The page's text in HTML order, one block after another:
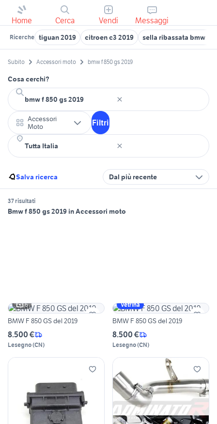
Home Cerca Vendi Messaggi
Ricerche tiguan 2019 citroen c3 2019 sella ribassata bmw gs
Subito Accessori moto bmw f 850 gs 2019
Cosa cerchi?
Accessori
Moto
Filtri
Salva ricerca Dal più recente
37 risultati
Bmw f 850 gs 2019 in Accessori moto
6
BMW F 850 GS del 2019
8.500 €
Lesegno(CN)
Vetrina
BMW F 850 GS del 2019
8.500 €
Lesegno(CN)